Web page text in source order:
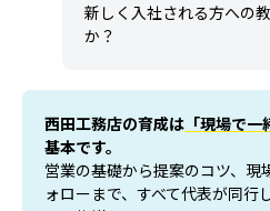
新しく入社される方への
か？
西田工務店の育成は 「現場で一
基本です。
営業の基礎から提案のコツ、現
ォローまで、すべて代表が同行